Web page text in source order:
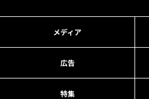
メディア
広告
特集